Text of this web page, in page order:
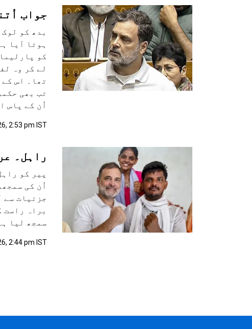
جواب
بدھ کو
ہوتا آیا
کو
لے کر وہ
تھا۔ اس
تب بھی
اُن کے پاس
2:53 pm IST
راہل۔
پیر کو
اُن کی
جزئیات سے
براہ راست
سمجھ لیا
2:44 pm IST